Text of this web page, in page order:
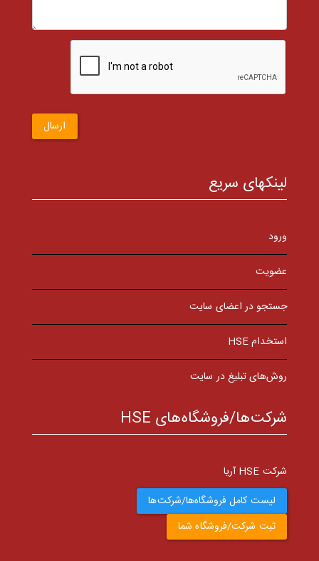
ارسال
لینکهای سریع
ورود
عضویت
جستجو در اعضای سایت
استخدام HSE
روش‌های تبلیغ در سایت
شرکت‌ها/فروشگاه‌های HSE
شرکت HSE آریا
لیست کامل فروشگاه‌ها/شرکت‌ها
ثبت شرکت/فروشگاه شما